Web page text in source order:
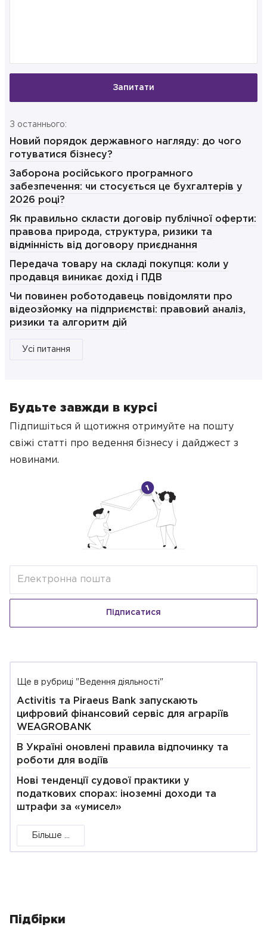
Запитати
З останнього:
Новий порядок державного нагляду: до чого
готуватися бізнесу?
Заборона російського програмного
забезпечення: чи стосується це бухгалтерів у
2026 році?
Як правильно скласти договір публічної оферти:
правова природа, структура, ризики та
відмінність від договору приєднання
Передача товару на складі покупця: коли у
продавця виникає дохід і ПДВ
Чи повинен роботодавець повідомляти про
відеозйомку на підприємстві: правовий аналіз,
ризики та алгоритм дій
Усі питання
Будьте завжди в курсі
Підпишіться й щотижня отримуйте на пошту
свіжі статті про ведення бізнесу і дайджест з
новинами.
Підписатися
Ще в рубриці "Ведення діяльності"
Activitis та Piraeus Bank запускають
цифровий фінансовий сервіс для аграріїв
WEAGROBANK
В Україні оновлені правила відпочинку та
роботи для водіїв
Нові тенденції судової практики у
податкових спорах: іноземні доходи та
штрафи за «умисел»
Більше ...
Підбірки